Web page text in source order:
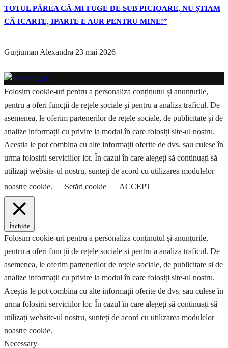
TOTUL PĂREA CĂ-MI FUGE DE SUB PICIOARE, NU ȘTIAM
CĂ ICARTE, IPARTE E AUR PENTRU MINE!”
Gugiuman Alexandra 23 mai 2026
Folosim cookie-uri pentru a personaliza conținutul și anunțurile,
pentru a oferi funcții de rețele sociale și pentru a analiza traficul. De
asemenea, le oferim partenerilor de rețele sociale, de publicitate și de
analize informații cu privire la modul în care folosiți site-ul nostru.
Aceștia le pot combina cu alte informații oferite de dvs. sau culese în
urma folosirii serviciilor lor. În cazul în care alegeți să continuați să
utilizați website-ul nostru, sunteți de acord cu utilizarea modulelor
noastre cookie.
Setări cookie ACCEPT
Închide
Folosim cookie-uri pentru a personaliza conținutul și anunțurile,
pentru a oferi funcții de rețele sociale și pentru a analiza traficul. De
asemenea, le oferim partenerilor de rețele sociale, de publicitate și de
analize informații cu privire la modul în care folosiți site-ul nostru.
Aceștia le pot combina cu alte informații oferite de dvs. sau culese în
urma folosirii serviciilor lor. În cazul în care alegeți să continuați să
utilizați website-ul nostru, sunteți de acord cu utilizarea modulelor
noastre cookie.
Necessary